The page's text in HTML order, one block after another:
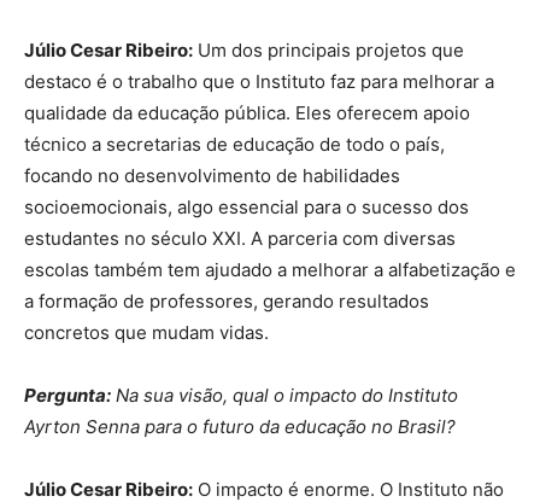
Júlio Cesar Ribeiro: Um dos principais projetos que
destaco é o trabalho que o Instituto faz para melhorar a
qualidade da educação pública. Eles oferecem apoio
técnico a secretarias de educação de todo o país,
focando no desenvolvimento de habilidades
socioemocionais, algo essencial para o sucesso dos
estudantes no século XXI. A parceria com diversas
escolas também tem ajudado a melhorar a alfabetização e
a formação de professores, gerando resultados
concretos que mudam vidas.
Pergunta: Na sua visão, qual o impacto do Instituto
Ayrton Senna para o futuro da educação no Brasil?
Júlio Cesar Ribeiro: O impacto é enorme. O Instituto não